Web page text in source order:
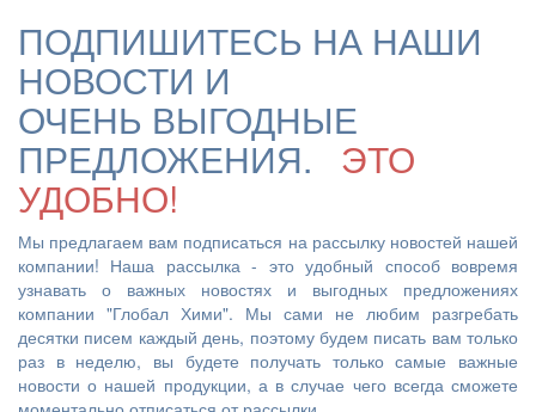
ПОДПИШИТЕСЬ НА НАШИ
НОВОСТИ И
ОЧЕНЬ ВЫГОДНЫЕ
ПРЕДЛОЖЕНИЯ. ЭТО
УДОБНО!
Мы предлагаем вам подписаться на рассылку новостей нашей
компании! Наша рассылка - это удобный способ вовремя
узнавать о важных новостях и выгодных предложениях
компании "Глобал Хими". Мы сами не любим разгребать
десятки писем каждый день, поэтому будем писать вам только
раз в неделю, вы будете получать только самые важные
новости о нашей продукции, а в случае чего всегда сможете